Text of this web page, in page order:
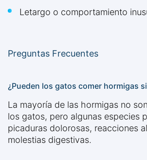
Letargo o comportamiento
Preguntas Frecuentes
¿Pueden los gatos comer hormigas
La mayoría de las hormigas no
los gatos, pero algunas especies
picaduras dolorosas, reacciones
molestias digestivas.